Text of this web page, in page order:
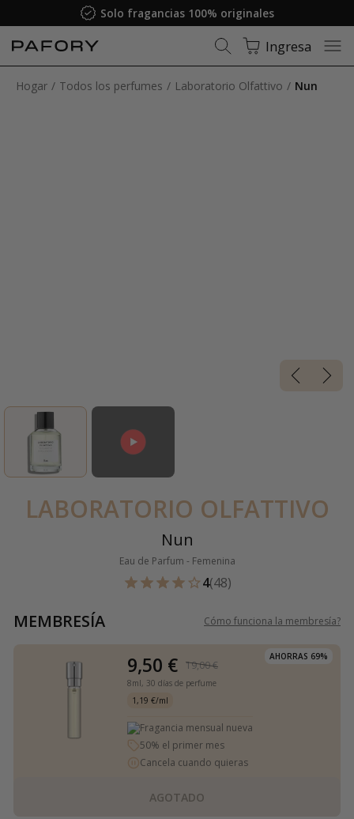
Solo fragancias 100% originales
Ingresa
Hogar Todos los perfumes Laboratorio Olfattivo Nun
LABORATORIO OLFATTIVO
Nun
Eau de Parfum - Femenina
4(48)
MEMBRESÍA Cómo funciona la membresía?
AHORRAS 69%
9,50 € 19,00 €
8ml, 30 días de perfume
1,19 €/ml
Fragancia mensual nueva
50% el primer mes
Cancela cuando quieras
AGOTADO